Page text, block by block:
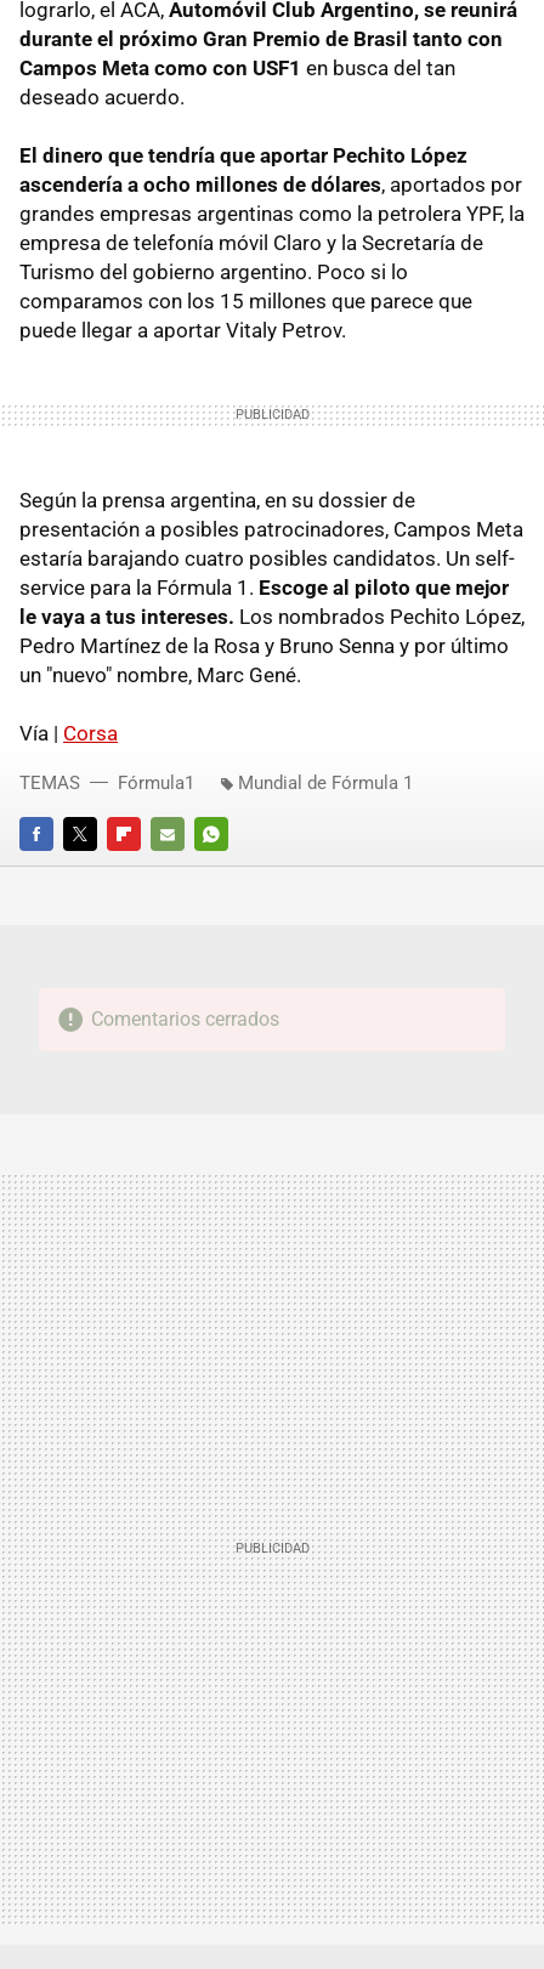
lograrlo, el ACA, Automóvil Club Argentino, se reunirá
durante el próximo Gran Premio de Brasil tanto con
Campos Meta como con USF1 en busca del tan
deseado acuerdo.
El dinero que tendría que aportar Pechito López
ascendería a ocho millones de dólares, aportados por
grandes empresas argentinas como la petrolera YPF, la
empresa de telefonía móvil Claro y la Secretaría de
Turismo del gobierno argentino. Poco si lo
comparamos con los 15 millones que parece que
puede llegar a aportar Vitaly Petrov.
Según la prensa argentina, en su dossier de
presentación a posibles patrocinadores, Campos Meta
estaría barajando cuatro posibles candidatos. Un self-
service para la Fórmula 1. Escoge al piloto que mejor
le vaya a tus intereses. Los nombrados Pechito López,
Pedro Martínez de la Rosa y Bruno Senna y por último
un "nuevo" nombre, Marc Gené.
Vía | Corsa
FACEBOOKTWITTERFLIPBOARD
E-
WHATSAPP
TEMAS Fórmula1 Mundial de Fórmula 1
Comentarios cerrados